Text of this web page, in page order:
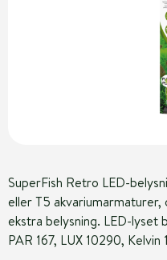
SuperFish Retro LED-
eller T5 akvariumarmaturer,
ekstra belysning. LED-lyset
PAR 167, LUX 10290, Kelvin